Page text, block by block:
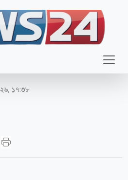
জেলায় ৬০ কিমি
১৭:৩৮